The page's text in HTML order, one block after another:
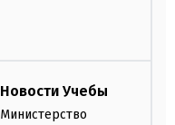
Новости Учебы
Министерство